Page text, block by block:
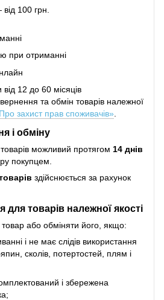
100 грн.
при отриманні
від 12 до 60 місяців
та обмін товарів належної
захист прав споживачів»
і обміну
можливий протягом 14 днів
покупцем.
здійснюється за рахунок
товарів належної якості
або обміняти його, якщо:
і не має слідів використання
сколів, потертостей, плям і
і збережена